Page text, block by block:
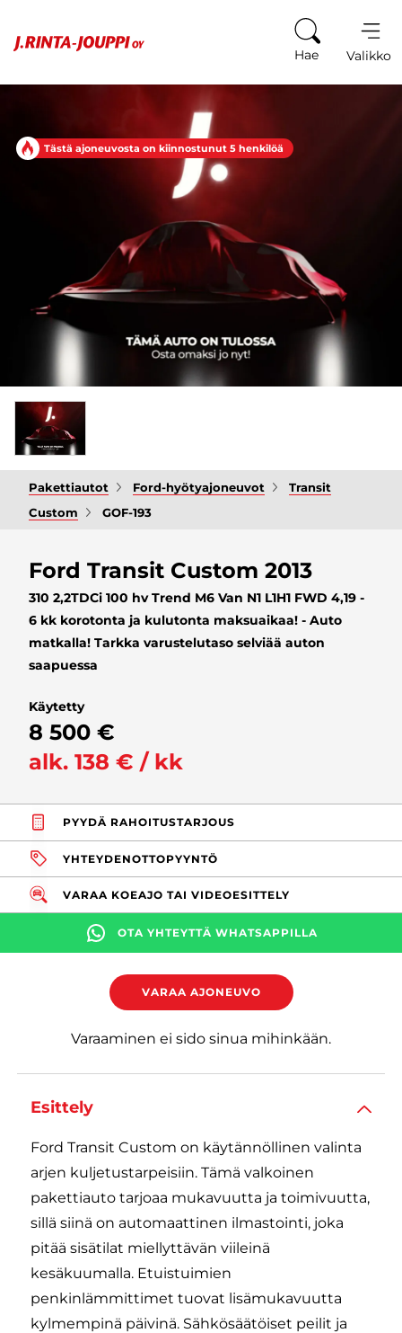
Hae Valikko
Tästä ajoneuvosta on kiinnostunut 5 henkilöä
Pakettiautot Ford-hyötyajoneuvot
Transit
Custom
GOF-193
Ford Transit Custom 2013
310 2,2TDCi 100 hv Trend M6 Van N1 L1H1 FWD 4,19 -
6 kk korotonta ja kulutonta maksuaikaa! - Auto
matkalla! Tarkka varustelutaso selviää auton
saapuessa
Käytetty
8 500 €
alk. 138 € / kk
PYYDÄ RAHOITUSTARJOUS
YHTEYDENOTTOPYYNTÖ
VARAA KOEAJO TAI VIDEOESITTELY
OTA YHTEYTTÄ WHATSAPPILLA
VARAA AJONEUVO
Varaaminen ei sido sinua mihinkään.
Esittely
Ford Transit Custom on käytännöllinen valinta
arjen kuljetustarpeisiin. Tämä valkoinen
pakettiauto tarjoaa mukavuutta ja toimivuutta,
sillä siinä on automaattinen ilmastointi, joka
pitää sisätilat miellyttävän viileinä
kesäkuumalla. Etuistuimien
penkinlämmittimet tuovat lisämukavuutta
kylmempinä päivinä. Sähkösäätöiset peilit ja